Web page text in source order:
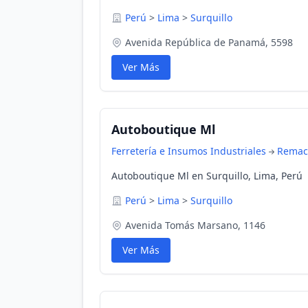
Perú > Lima > Surquillo
Avenida República de Panamá, 5598
Ver Más
Autoboutique Ml
Ferretería e Insumos Industriales
Autoboutique Ml en Surquillo, Lima, Perú
Perú > Lima > Surquillo
Avenida Tomás Marsano, 1146
Ver Más